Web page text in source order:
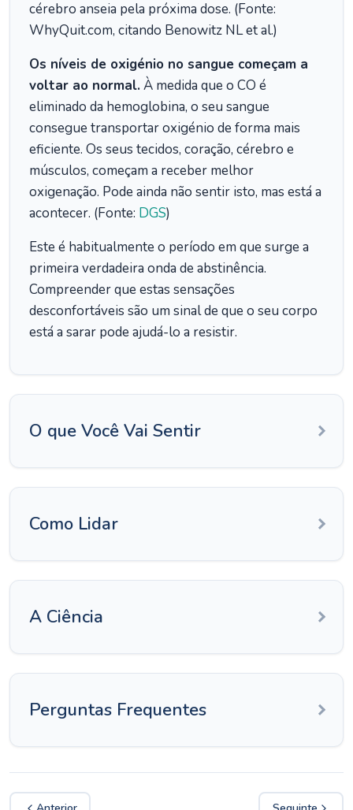
cérebro anseia pela próxima dose. (Fonte:
WhyQuit.com, citando Benowitz NL et al.)
Os níveis de oxigénio no sangue começam a
voltar ao normal.À medida que o CO é
eliminado da hemoglobina, o seu sangue
consegue transportar oxigénio de forma mais
eficiente. Os seus tecidos, coração, cérebro e
músculos, começam a receber melhor
oxigenação. Pode ainda não sentir isto, mas está a
acontecer. (Fonte: DGS)
Este é habitualmente o período em que surge a
primeira verdadeira onda de abstinência.
Compreender que estas sensações
desconfortáveis são um sinal de que o seu corpo
está a sarar pode ajudá-lo a resistir.
O que Você Vai Sentir
Como Lidar
A Ciência
Perguntas Frequentes